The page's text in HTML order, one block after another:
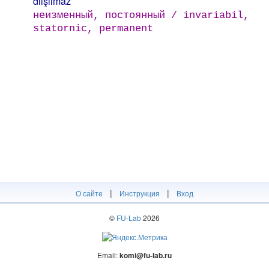
неизменный, постоянный / invariabil,
statornic, permanent
О сайте | Инструкция | Вход
© FU-Lab2026
Email:komi@fu-lab.ru